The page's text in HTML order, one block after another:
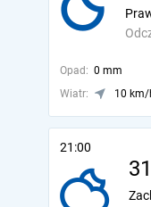
Opad: 0 mm
Wiatr:
10 km/
21:00